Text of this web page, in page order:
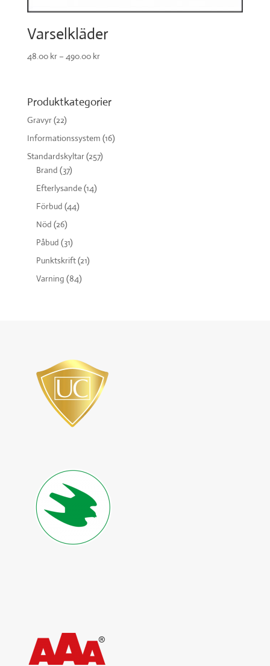
Varselkläder
48.00 kr– 490.00 kr
Produktkategorier
Gravyr(22)
Informationssystem (16)
Standardskyltar(257)
Brand (37)
Efterlysande(14)
Förbud (44)
Nöd (26)
Påbud (31)
Punktskrift(21)
Varning (84)